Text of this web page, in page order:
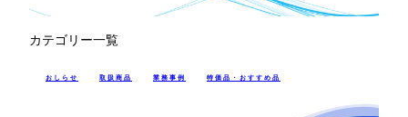
カテゴリー一覧
おしらせ 取扱商品 業務事例 特価品・おすすめ品